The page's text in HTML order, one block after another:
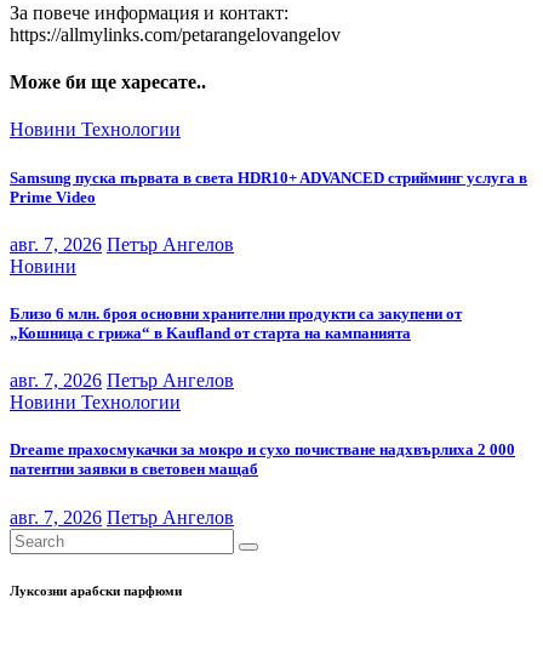
За повече информация и контакт:
https://allmylinks.com/petarangelovangelov
Може би ще харесате..
Новини Технологии
Samsung пуска първата в света HDR10+ ADVANCED стрийминг услуга в
Prime Video
авг. 7, 2026 Петър Ангелов
Новини
Близо 6 млн. броя основни хранителни продукти са закупени от
„Кошница с грижа“ в Kaufland от старта на кампанията
авг. 7, 2026 Петър Ангелов
Новини Технологии
Dreame прахосмукачки за мокро и сухо почистване надхвърлиха 2 000
патентни заявки в световен мащаб
авг. 7, 2026 Петър Ангелов
Луксозни арабски парфюми